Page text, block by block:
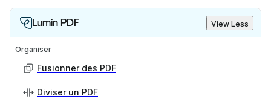
Lumin PDF View Less
Organiser
Fusionner des PDF
Diviser un PDF